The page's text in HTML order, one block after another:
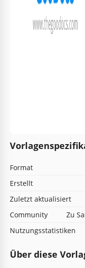
Format
Erstellt
Zuletzt aktualisiert
Community
Zu
Nutzungsstatistiken
Über diese